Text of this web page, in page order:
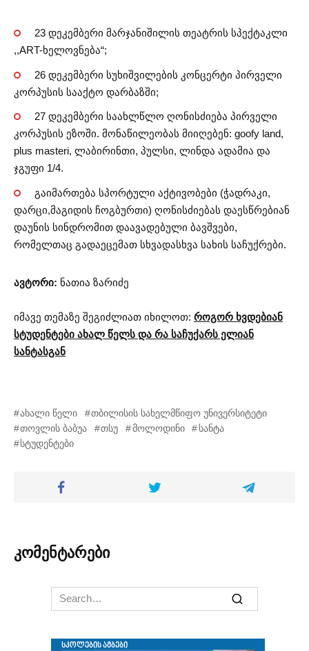
23 დეკემბერი მარჯანიშილის თეატრის სპექტაკლი
,,ART-ხელოვნება“;
26 დეკემბერი სუხიშვილების კონცერტი პირველი
კორპუსის სააქტო დარბაზში;
27 დეკემბერი საახლწლო ღონისძიება პირველი
კორპუსის ეზოში. მონაწილეობას მიიღებენ: goofy land,
plus masteri, ლაბირინთი, პულსი, ლინდა ადამია და
ჯგუფი 1/4.
გაიმართება სპორტული აქტივობები (ჭადრაკი,
დარცი,მაგიდის ჩოგბურთი) ღონისძიებას დაესწრებიან
დაუნის სინდრომით დაავადებული ბავშვები,
რომელთაც გადაეცემათ სხვადასხვა სახის საჩუქრები.
ავტორი: ნათია ზარიძე
იმავე თემაზე შეგიძლიათ იხილოთ: როგორ ხვდებიან
სტუდენტები ახალ წელს და რა საჩუქარს ელიან
სანტასგან
ახალი წელი
თბილისის სახელმწიფო უნივერსიტეტი
თოვლის ბაბუა
თსუ მოლოდინი
სანტა
სტუდენტები
კომენტარები
Search
for: